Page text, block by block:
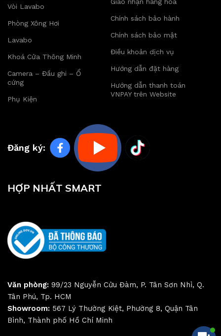
Vòi Lavabo
Phòng Xông Hơi
Lavabo
Khoá Cửa Thông Minh
Camera – Đầu ghi – Ổ
cứng
Phụ Kiện
Chính sách bảo hành
Chính sách bảo mật
Điều khoản dịch vụ
Hướng dẫn đặt hàng
Hướng dẫn thanh toán
VNPAY trên Website
Đăng ký:
HỢP NHẤT SMART
Văn phòng: 99/23 Nguyễn Cửu Đàm, P. Tân Sơn Nhì, Q.
Tân Phú, Tp. HCM
Showroom: 567 Lý Thường Kiệt, Phường 8, Quận Tân
Bình, Thành phố Hồ Chí Minh